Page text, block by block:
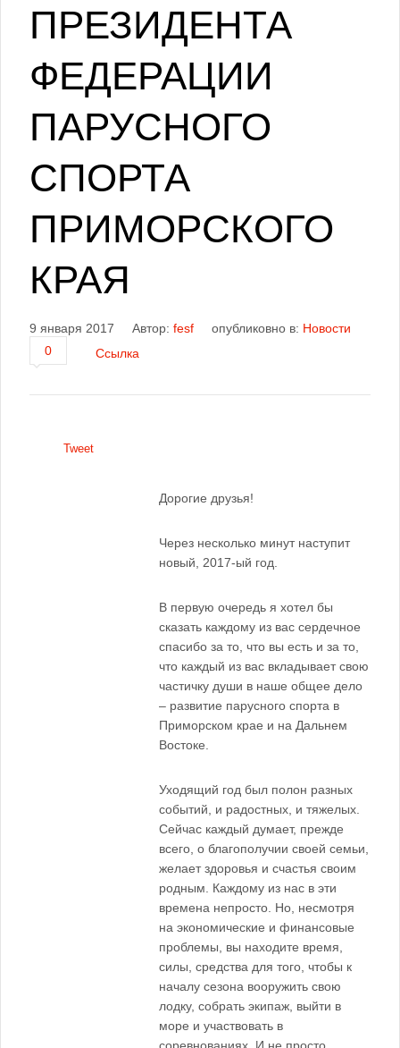
ПРЕЗИДЕНТА
ФЕДЕРАЦИИ
ПАРУСНОГО
СПОРТА
ПРИМОРСКОГО
КРАЯ
9 января 2017 Автор: fesf опубликовно в: Новости
0
Ссылка
Tweet
Дорогие друзья!
Через несколько минут наступит
новый, 2017-ый год.
В первую очередь я хотел бы
сказать каждому из вас сердечное
спасибо за то, что вы есть и за то,
что каждый из вас вкладывает свою
частичку души в наше общее дело
– развитие парусного спорта в
Приморском крае и на Дальнем
Востоке.
Уходящий год был полон разных
событий, и радостных, и тяжелых.
Сейчас каждый думает, прежде
всего, о благополучии своей семьи,
желает здоровья и счастья своим
родным. Каждому из нас в эти
времена непросто. Но, несмотря
на экономические и финансовые
проблемы, вы находите время,
силы, средства для того, чтобы к
началу сезона вооружить свою
лодку, собрать экипаж, выйти в
море и участвовать в